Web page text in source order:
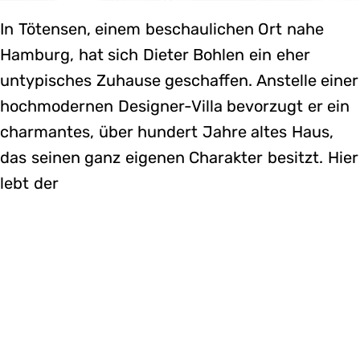
In Tötensen, einem beschaulichen Ort nahe
Hamburg, hat sich Dieter Bohlen ein eher
untypisches Zuhause geschaffen. Anstelle einer
hochmodernen Designer-Villa bevorzugt er ein
charmantes, über hundert Jahre altes Haus,
das seinen ganz eigenen Charakter besitzt. Hier
lebt der